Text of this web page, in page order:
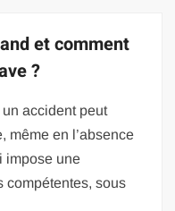
et comment
?
accident peut
même en l’absence
impose une
compétentes, sous